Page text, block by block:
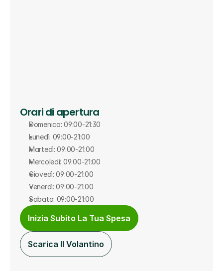
Orari di apertura
Domenica: 09:00-21:30
Lunedì: 09:00-21:00
Martedì: 09:00-21:00
Mercoledì: 09:00-21:00
Giovedì: 09:00-21:00
Venerdì: 09:00-21:00
Sabato: 09:00-21:00
Inizia Subito La Tua Spesa
Scarica Il Volantino